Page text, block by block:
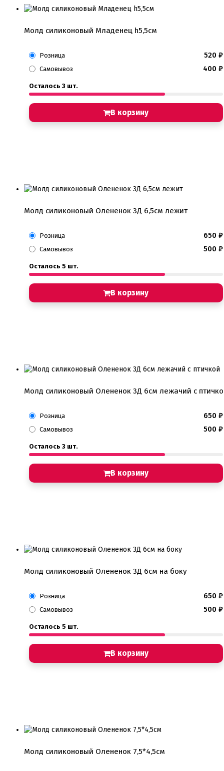
Молд силиконовый Младенец h5,5см
Розница 520 ₽
Самовывоз 400 ₽
Осталось 3 шт.
В корзину
Молд силиконовый Олененок 3Д 6,5см лежит
Розница 650 ₽
Самовывоз 500 ₽
Осталось 5 шт.
В корзину
Молд силиконовый Олененок 3Д 6см лежачий с
Розница 650 ₽
Самовывоз 500 ₽
Осталось 3 шт.
В корзину
Молд силиконовый Олененок 3Д 6см на боку
Розница 650 ₽
Самовывоз 500 ₽
Осталось 5 шт.
В корзину
Молд силиконовый Олененок 7,5*4,5см